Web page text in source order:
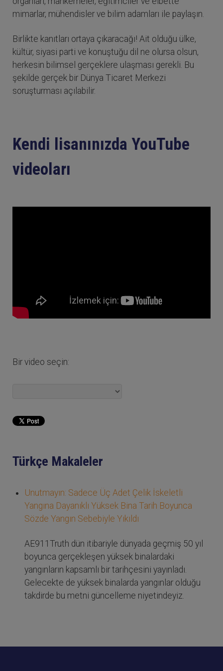
mimarlar, mühendisler ve bilim adamları ile paylaşın.
Birlikte kanıtları ortaya çıkaracağı! Ait olduğu ülke,
kültür, siyasi parti ve konuştuğu dil ne olursa olsun,
herkesin bilimsel gerçeklere ulaşması gerekli. Bu
şekilde gerçek bir Dünya Ticaret Merkezi
soruşturması açılabilir.
Kendi lisanınızda YouTube
videoları
Bir video seçin:
Türkçe Makaleler
Unutmayın: Sadece Üç Adet Çelik İskeletli
Yangına Dayanıklı Yüksek Bina Tarih Boyunca
Sözde Yangın Sebebiyle Yıkıldı
AE911Truth dün itibariyle dünyada geçmiş 50 yıl
boyunca gerçekleşen yüksek binalardaki
yangınların kapsamlı bir tarihçesini yayınladı.
Gelecekte de yüksek binalarda yangınlar olduğu
takdirde bu metni güncelleme niyetindeyiz.